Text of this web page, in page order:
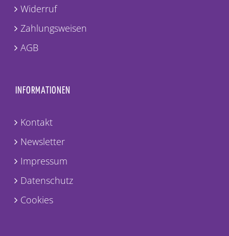
Widerruf
Zahlungsweisen
AGB
INFORMATIONEN
Kontakt
Newsletter
Impressum
Datenschutz
Cookies